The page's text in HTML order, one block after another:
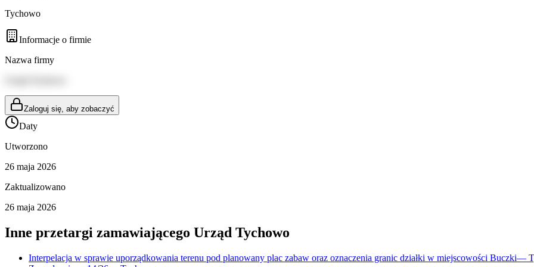
Tychowo
Informacje o firmie
Nazwa firmy
Zaloguj się, aby zobaczyć
Daty
Utworzono
26 maja 2026
Zaktualizowano
26 maja 2026
Inne przetargi zamawiającego Urząd Tychowo
Interpelacja w sprawie uporządkowania terenu pod planowany plac zabaw oraz oznaczenia granic działki w miejscowości Buczki—